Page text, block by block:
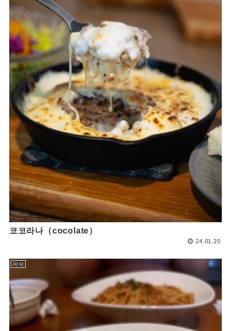
코코라나（cocolate）
24.01.20
미식